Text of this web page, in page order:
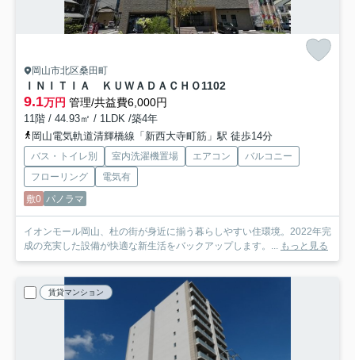
岡山市北区桑田町
ＩＮＩＴＩＡ ＫＵＷＡＤＡＣＨＯ1102
9.1万円 管理/共益費6,000円
11階 / 44.93㎡ / 1LDK /築4年
岡山電気軌道清輝橋線「新西大寺町筋」駅 徒歩14分
バス・トイレ別 室内洗濯機置場 エアコン
バルコニー
フローリング
電気有
敷0 パノラマ
イオンモール岡山、杜の街が身近に揃う暮らしやすい住環境。2022年完
成の充実した設備が快適な新生活をバックアップします。... もっと見る
賃貸マンション